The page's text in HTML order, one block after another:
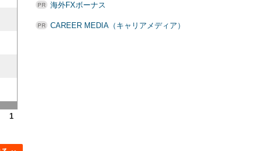
1
海外FXボーナス
CAREER MEDIA（キャリアメディア）